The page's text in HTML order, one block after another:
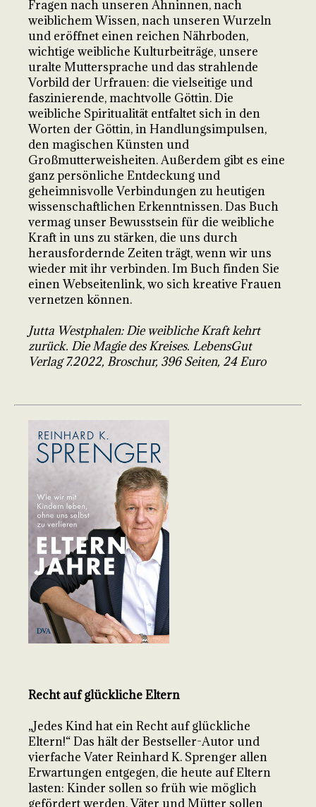
Fragen nach unseren Ahninnen, nach
weiblichem Wissen, nach unseren Wurzeln
und eröffnet einen reichen Nährboden,
wichtige weibliche Kulturbeiträge, unsere
uralte Muttersprache und das strahlende
Vorbild der Urfrauen: die vielseitige und
faszinierende, machtvolle Göttin. Die
weibliche Spiritualität entfaltet sich in den
Worten der Göttin, in Handlungsimpulsen,
den magischen Künsten und
Großmutterweisheiten. Außerdem gibt es eine
ganz persönliche Entdeckung und
geheimnisvolle Verbindungen zu heutigen
wissenschaftlichen Erkenntnissen. Das Buch
vermag unser Bewusstsein für die weibliche
Kraft in uns zu stärken, die uns durch
herausfordernde Zeiten trägt, wenn wir uns
wieder mit ihr verbinden. Im Buch finden Sie
einen Webseitenlink, wo sich kreative Frauen
vernetzen können.
Jutta Westphalen: Die weibliche Kraft kehrt
zurück. Die Magie des Kreises. LebensGut
Verlag 7.2022, Broschur, 396 Seiten, 24 Euro
Recht auf glückliche Eltern
„Jedes Kind hat ein Recht auf glückliche
Eltern!“ Das hält der Bestseller-Autor und
vierfache Vater Reinhard K. Sprenger allen
Erwartungen entgegen, die heute auf Eltern
lasten: Kinder sollen so früh wie möglich
gefördert werden, Väter und Mütter sollen